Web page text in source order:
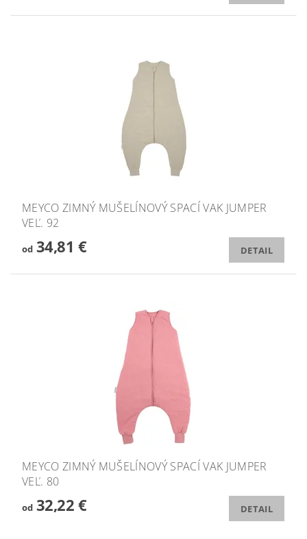
MEYCO ZIMNÝ MUŠELÍNOVÝ SPACÍ VAK JUMPER
VEĽ. 92
od34,81 € DETAIL
MEYCO ZIMNÝ MUŠELÍNOVÝ SPACÍ VAK JUMPER
VEĽ. 80
od32,22 € DETAIL